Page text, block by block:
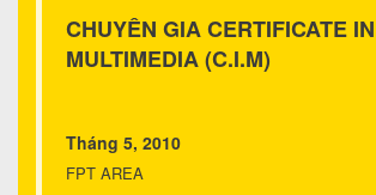
CHUYÊN GIA CERTIFICATE IN
MULTIMEDIA (C.I.M)
Tháng 5, 2010
FPT AREA